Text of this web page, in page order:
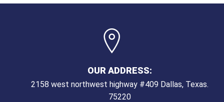
OUR ADDRESS:
2158 west northwest highway #409 Dallas, Texas.
75220